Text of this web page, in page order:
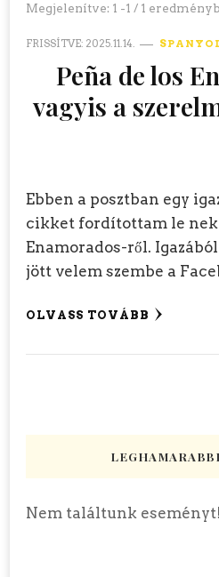
Megjelenítve: 1 -1 / 1
FRISSÍTVE: 2025.11.14.
Peña de los
vagyis a
Ebben a posztban egy
cikket fordítottam le
Enamorados-ről.
jött velem szembe a
OLVASS TOVÁBB
Nem találtunk eseményt!